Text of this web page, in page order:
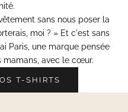
.
sans nous poser la
moi ? » Et c'est sans
Paris, une marque pensée
mamans, avec le cœur.
T-SHIRTS